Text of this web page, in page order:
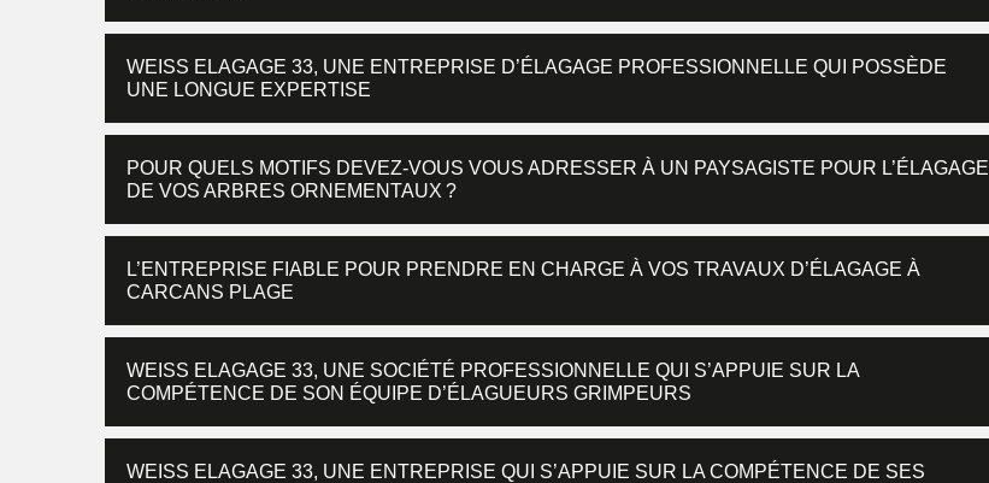
WEISS ELAGAGE 33, UNE ENTREPRISE D’ÉLAGAGE PROFESSIONNELLE QUI POSSÈDE
UNE LONGUE EXPERTISE
POUR QUELS MOTIFS DEVEZ-VOUS VOUS ADRESSER À UN PAYSAGISTE POUR L’ÉLAGAGE
DE VOS ARBRES ORNEMENTAUX ?
L’ENTREPRISE FIABLE POUR PRENDRE EN CHARGE À VOS TRAVAUX D’ÉLAGAGE À
CARCANS PLAGE
WEISS ELAGAGE 33, UNE SOCIÉTÉ PROFESSIONNELLE QUI S’APPUIE SUR LA
COMPÉTENCE DE SON ÉQUIPE D’ÉLAGUEURS GRIMPEURS
WEISS ELAGAGE 33, UNE ENTREPRISE QUI S’APPUIE SUR LA COMPÉTENCE DE SES